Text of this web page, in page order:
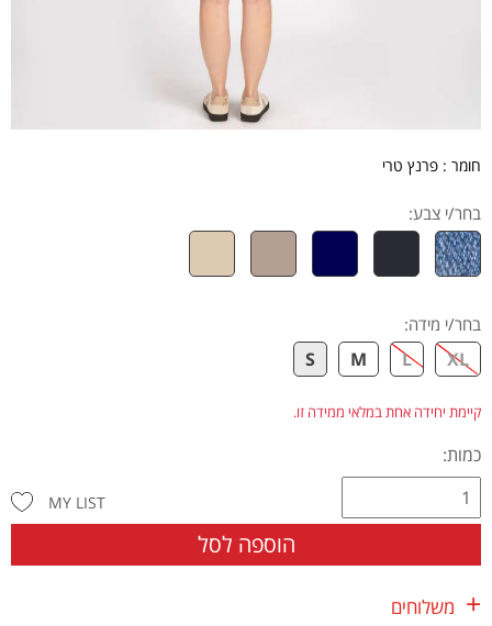
חומר : פרנץ טרי
בחר/י צבע:
בחר/י מידה:
XL
L
M
S
קיימת יחידה אחת במלאי ממידה זו.
כמות:
הוספה לסל
MY LIST
משלוחים